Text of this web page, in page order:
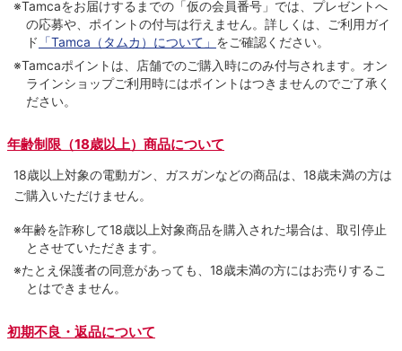
※Tamcaをお届けするまでの「仮の会員番号」では、プレゼントへ
の応募や、ポイントの付与は⾏えません。詳しくは、ご利⽤ガイ
ド 「Tamca（タムカ）について」 をご確認ください。
※Tamcaポイントは、店舗でのご購⼊時にのみ付与されます。オン
ラインショップご利用時にはポイントはつきませんのでご了承く
ださい。
年齢制限（18歳以上）商品について
18歳以上対象の電動ガン、ガスガンなどの商品は、18歳未満の方は
ご購入いただけません。
※年齢を詐称して18歳以上対象商品を購入された場合は、取引停止
とさせていただきます。
※たとえ保護者の同意があっても、18歳未満の方にはお売りするこ
とはできません。
初期不良・返品について